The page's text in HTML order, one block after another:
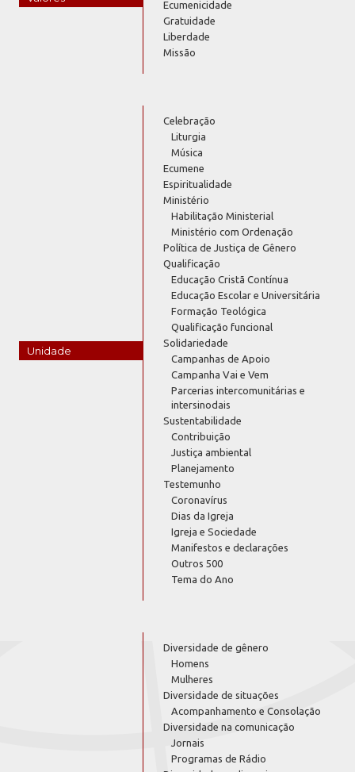
Ecumenicidade
Gratuidade
Liberdade
Missão
Unidade
Celebração
Liturgia
Música
Ecumene
Espiritualidade
Ministério
Habilitação Ministerial
Ministério com Ordenação
Política de Justiça de Gênero
Qualificação
Educação Cristã Contínua
Educação Escolar e Universitária
Formação Teológica
Qualificação funcional
Solidariedade
Campanhas de Apoio
Campanha Vai e Vem
Parcerias intercomunitárias e
intersinodais
Sustentabilidade
Contribuição
Justiça ambiental
Planejamento
Testemunho
Coronavírus
Dias da Igreja
Igreja e Sociedade
Manifestos e declarações
Outros 500
Tema do Ano
Diversidade de gênero
Homens
Mulheres
Diversidade de situações
Acompanhamento e Consolação
Diversidade na comunicação
Jornais
Programas de Rádio